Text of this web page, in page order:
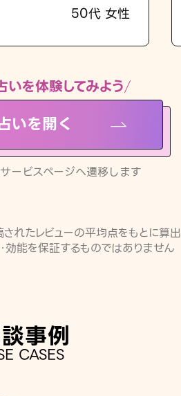
50代 女性
を体験してみよう
いを開く
ービスページへ遷移します
たレビューの平均点をもとに算出
能を保証するものではありません
事例
CASES